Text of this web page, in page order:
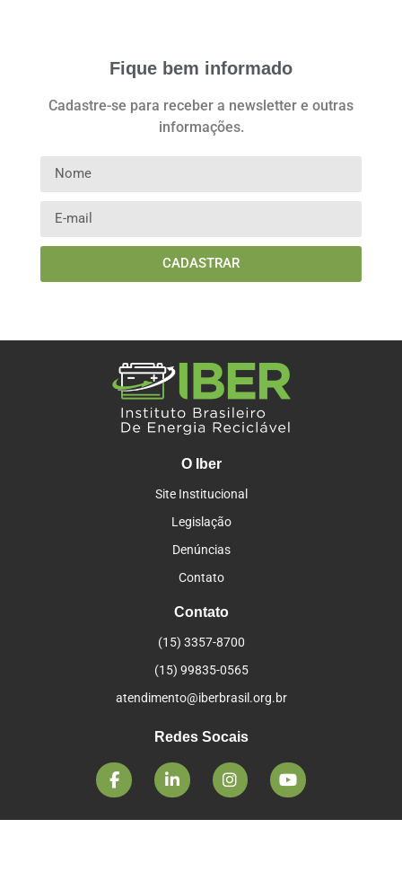
Fique bem informado
Cadastre-se para receber a newsletter e outras
informações.
CADASTRAR
O Iber
Site Institucional
Legislação
Denúncias
Contato
Contato
(15) 3357-8700
(15) 99835-0565
atendimento@iberbrasil.org.br
Redes Socais